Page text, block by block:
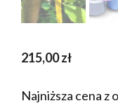
215,00zł
Najniższa cena z